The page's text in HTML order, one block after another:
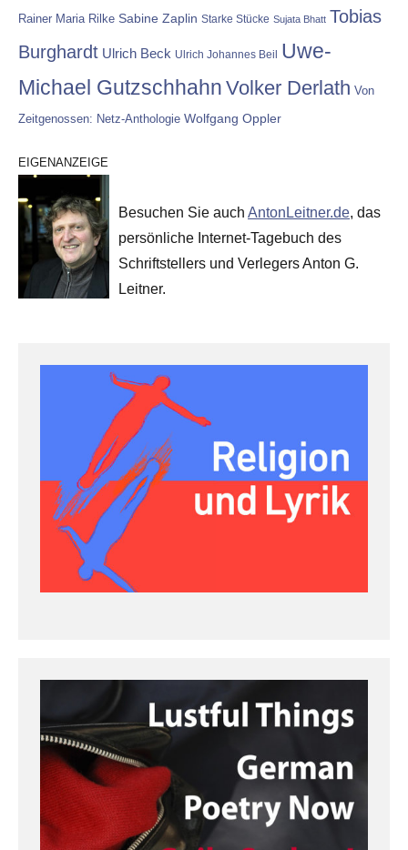
Rainer Maria Rilke Sabine Zaplin Starke Stücke Sujata Bhatt Tobias
Burghardt Ulrich Beck Ulrich Johannes Beil Uwe-
Michael Gutzschhahn Volker Derlath Von
Zeitgenossen: Netz-Anthologie Wolfgang Oppler
EIGENANZEIGE
Besuchen Sie auch AntonLeitner.de, das
persönliche Internet-Tagebuch des
Schriftstellers und Verlegers Anton G.
Leitner.